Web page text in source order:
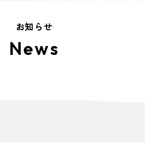
お知らせ
News